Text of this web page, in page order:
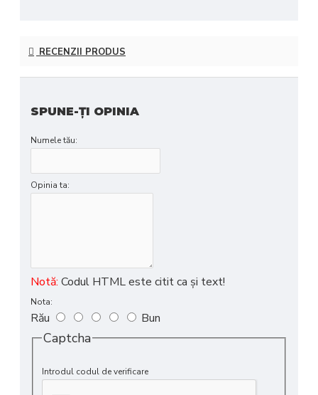
RECENZII PRODUS
SPUNE-ŢI OPINIA
Numele tău:
Opinia ta:
Notă: Codul HTML este citit ca şi text!
Nota:
Rău Bun
Captcha
Introdul codul de verificare